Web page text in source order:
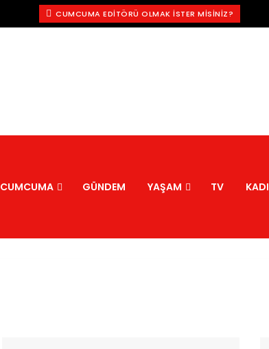
CUMCUMA EDITÖRÜ OLMAK İSTER MISINIZ?
CUMCUMA GÜNDEM YAŞAM TV